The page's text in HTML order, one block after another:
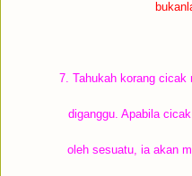
7. Tahukah korang cicak
diganggu. Apabila
oleh sesuatu, ia akan